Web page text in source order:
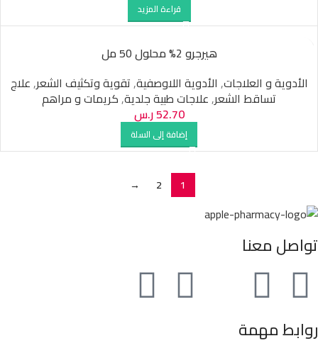
قراءة المزيد
هيرجرو 2% محلول 50 مل
الأدوية و العلاجات, الأدوية اللاوصفية,تقوية وتكثيف الشعر,علاج
تساقط الشعر,علاجات طبية جلدية,كريمات و مراهم
52.70ر.س
إضافة إلى السلة
1
2
→
تواصل معنا
روابط مهمة